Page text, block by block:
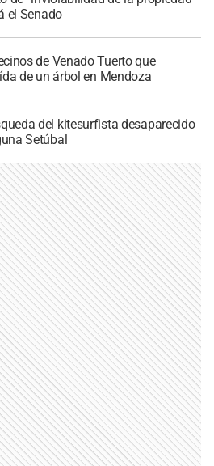
el Senado
de Venado Tuerto que
de un árbol en Mendoza
del kitesurfista desaparecido
Setúbal